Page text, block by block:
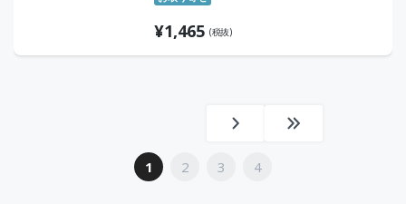
¥1,465 (税抜)
1 2 3 4